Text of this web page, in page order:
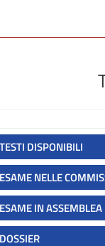
TESTI DISPONIBILI
ESAME NELLE
ESAME IN ASSEMBLEA
DOSSIER